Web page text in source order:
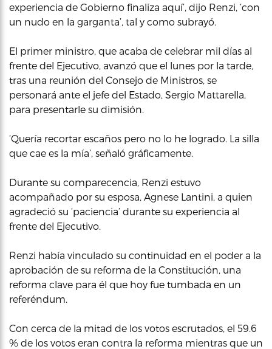
experiencia de Gobierno finaliza aquí’, dijo Renzi, ‘con
un nudo en la garganta’, tal y como subrayó.
El primer ministro, que acaba de celebrar mil días al
frente del Ejecutivo, avanzó que el lunes por la tarde,
tras una reunión del Consejo de Ministros, se
personará ante el jefe del Estado, Sergio Mattarella,
para presentarle su dimisión.
‘Quería recortar escaños pero no lo he logrado. La silla
que cae es la mía’, señaló gráficamente.
Durante su comparecencia, Renzi estuvo
acompañado por su esposa, Agnese Lantini, a quien
agradeció su ‘paciencia’ durante su experiencia al
frente del Ejecutivo.
Renzi había vinculado su continuidad en el poder a la
aprobación de su reforma de la Constitución, una
reforma clave para él que hoy fue tumbada en un
referéndum.
Con cerca de la mitad de los votos escrutados, el 59.6
% de los votos eran contra la reforma mientras que un